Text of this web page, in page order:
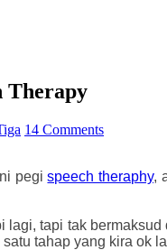
Therapy
14 Comments
ni pegispeech theraphy,
tapi tak
tahap yang kira ok